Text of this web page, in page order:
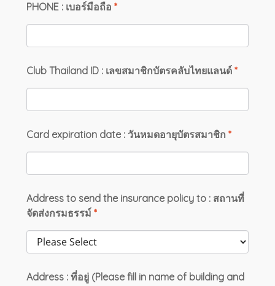
PHONE : เบอร์มือถือ *
Club Thailand ID : เลขสมาชิกบัตรคลับไทยแลนด์ *
Card expiration date : วันหมดอายุบัตรสมาชิก *
Address to send the insurance policy to : สถานที่
จัดส่งกรมธรรม์ *
Address : ที่อยู่ (Please fill in name of building and